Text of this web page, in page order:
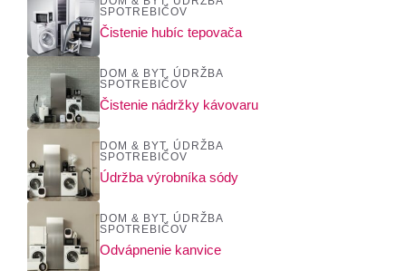
SPOTREBIČOV
Čistenie hubíc tepovača
DOM & BYT
ÚDRŽBA
SPOTREBIČOV
Čistenie nádržky kávovaru
DOM & BYT
ÚDRŽBA
SPOTREBIČOV
Údržba výrobníka sódy
DOM & BYT
ÚDRŽBA
SPOTREBIČOV
Odvápnenie kanvice